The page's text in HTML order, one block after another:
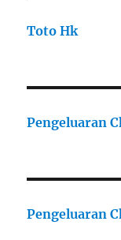
Toto Hk
Pengeluaran
Pengeluaran